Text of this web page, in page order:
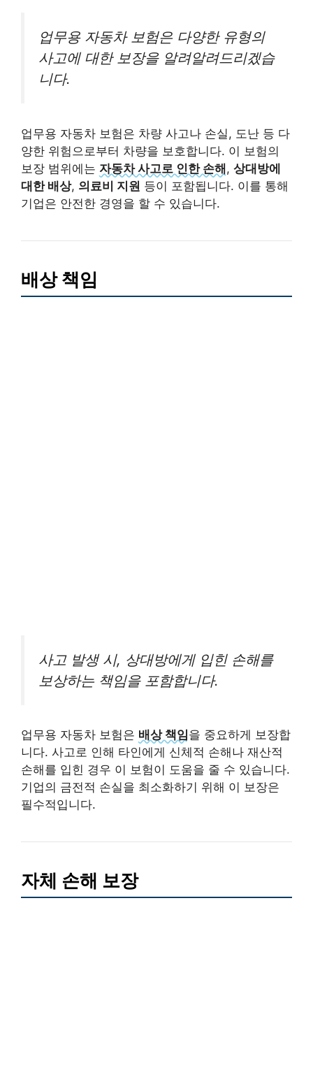
업무용 자동차 보험은 다양한 유형의
사고에 대한 보장을 알려알려드리겠습
니다.
업무용 자동차 보험은 차량 사고나 손실, 도난 등 다
양한 위험으로부터 차량을 보호합니다. 이 보험의
보장 범위에는 자동차 사고로 인한 손해, 상대방에
대한 배상, 의료비 지원 등이 포함됩니다. 이를 통해
기업은 안전한 경영을 할 수 있습니다.
배상 책임
사고 발생 시, 상대방에게 입힌 손해를
보상하는 책임을 포함합니다.
업무용 자동차 보험은 배상 책임을 중요하게 보장합
니다. 사고로 인해 타인에게 신체적 손해나 재산적
손해를 입힌 경우 이 보험이 도움을 줄 수 있습니다.
기업의 금전적 손실을 최소화하기 위해 이 보장은
필수적입니다.
자체 손해 보장